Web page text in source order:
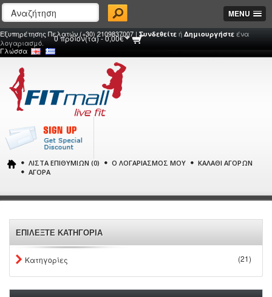
MENU
Γλώσσα
0 προϊόν(τα) - 0,00€
Εξυπηρέτησης Πελατών (+30) 2109837007 | Συνδεθείτε ή Δημιουργήστε ένα
λογαριασμό.
ΛΊΣΤΑ ΕΠΙΘΥΜΙΏΝ (0) Ο ΛΟΓΑΡΙΑΣΜΌΣ ΜΟΥ
ΚΑΛΆΘΙ ΑΓΟΡΏΝ
ΑΓΟΡΆ
ΕΠΙΛΕΞΤΕ ΚΑΤΗΓΟΡΙΑ
Κατηγορίες (21)